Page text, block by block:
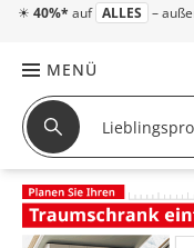
☀ 40%* auf ALLES –
MENÜ